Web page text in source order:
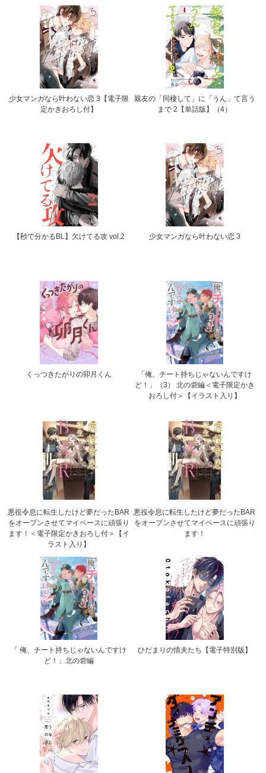
少女マンガなら叶わない恋 3【電子限
定かきおろし付】
親友の「同棲して」に「うん」て言う
まで 2【単話版】（4）
【秒で分かるBL】欠けてる攻 vol.2 少女マンガなら叶わない恋 3
くっつきたがりの卯月くん
「俺、チート持ちじゃないんですけ
ど！」（3） 北の砦編＜電子限定かき
おろし付＞【イラスト入り】
悪役令息に転生したけど夢だったBAR
をオープンさせてマイペースに頑張り
ます！＜電子限定かきおろし付＞【イ
ラスト入り】
悪役令息に転生したけど夢だったBAR
をオープンさせてマイペースに頑張り
ます！
「 俺、チート持ちじゃないんですけ
ど！」北の砦編
ひだまりの情夫たち【電子特別版】